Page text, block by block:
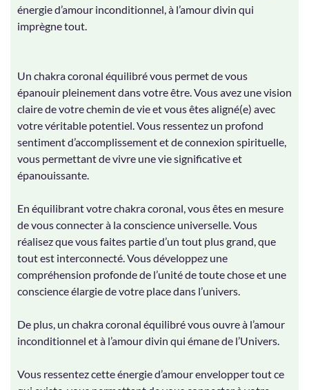
énergie d’amour inconditionnel, à l’amour divin qui
imprègne tout.
Un chakra coronal équilibré vous permet de vous
épanouir pleinement dans votre être. Vous avez une vision
claire de votre chemin de vie et vous êtes aligné(e) avec
votre véritable potentiel. Vous ressentez un profond
sentiment d’accomplissement et de connexion spirituelle,
vous permettant de vivre une vie significative et
épanouissante.
En équilibrant votre chakra coronal, vous êtes en mesure
de vous connecter à la conscience universelle. Vous
réalisez que vous faites partie d’un tout plus grand, que
tout est interconnecté. Vous développez une
compréhension profonde de l’unité de toute chose et une
conscience élargie de votre place dans l’univers.
De plus, un chakra coronal équilibré vous ouvre à l’amour
inconditionnel et à l’amour divin qui émane de l’Univers.
Vous ressentez cette énergie d’amour envelopper tout ce